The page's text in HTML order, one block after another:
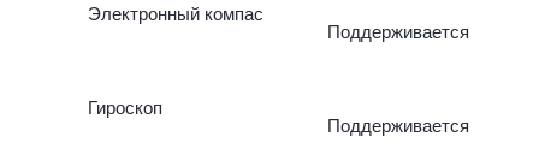
Электронный компас
Поддерживается
Гироскоп
Поддерживается